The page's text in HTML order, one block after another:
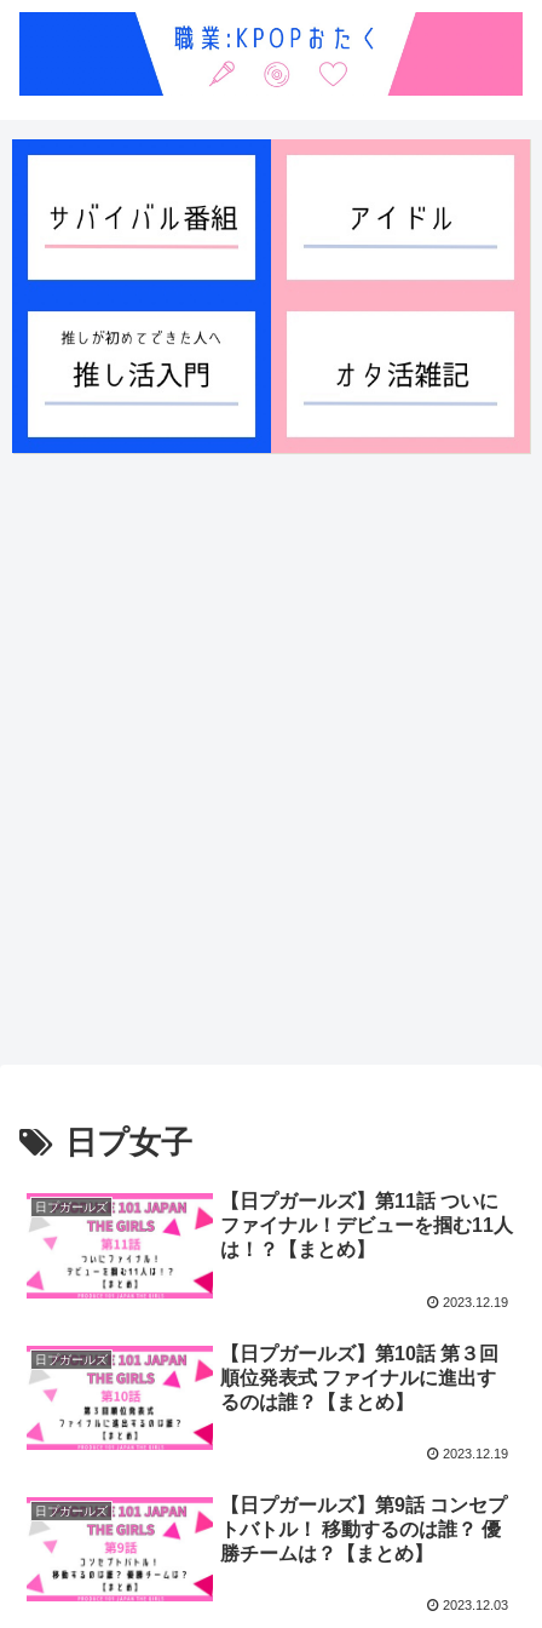
日プ女子
日プガールズ
【日プガールズ】第11話 ついに
ファイナル！デビューを掴む11人
は！？【まとめ】
2023.12.19
日プガールズ
【日プガールズ】第10話 第３回
順位発表式 ファイナルに進出す
るのは誰？【まとめ】
2023.12.19
日プガールズ
【日プガールズ】第9話 コンセプ
トバトル！ 移動するのは誰？ 優
勝チームは？【まとめ】
2023.12.03